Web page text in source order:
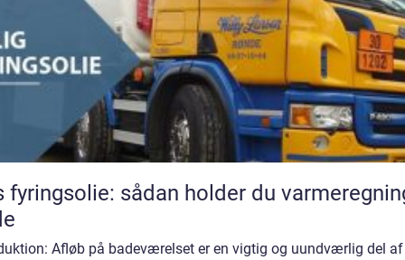
fyringsolie: sådan holder du
Afløb på badeværelset er en vigtig og uundværlig del af